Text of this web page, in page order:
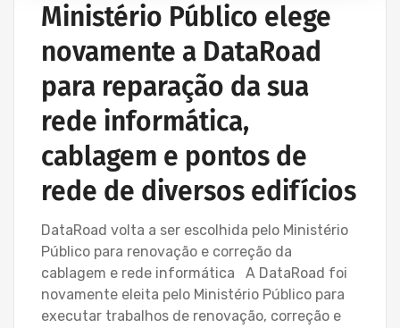
Ministério Público elege
novamente a DataRoad
para reparação da sua
rede informática,
cablagem e pontos de
rede de diversos edifícios
DataRoad volta a ser escolhida pelo Ministério
Público para renovação e correção da
cablagem e rede informática A DataRoad foi
novamente eleita pelo Ministério Público para
executar trabalhos de renovação, correção e